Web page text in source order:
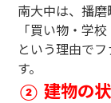
南大中は、播磨
「買い物・学
という理由で
す。
②建物の